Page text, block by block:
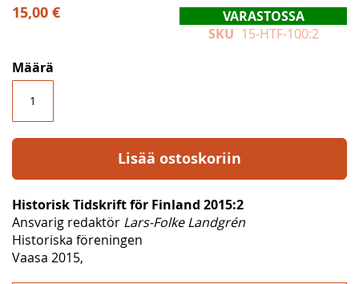
of
gallery
15,00 €
VARASTOSSA
SKU 15-HTF-100:2
Määrä
Lisää ostoskoriin
Historisk Tidskrift för Finland 2015:2
Ansvarig redaktör Lars-Folke Landgrén
Historiska föreningen
Vaasa 2015,